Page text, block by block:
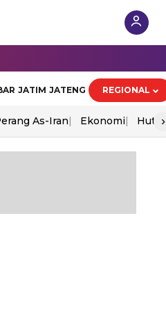
JATIM JATENG REGIONAL
As-Iran Ekonomi Hut Ri
›